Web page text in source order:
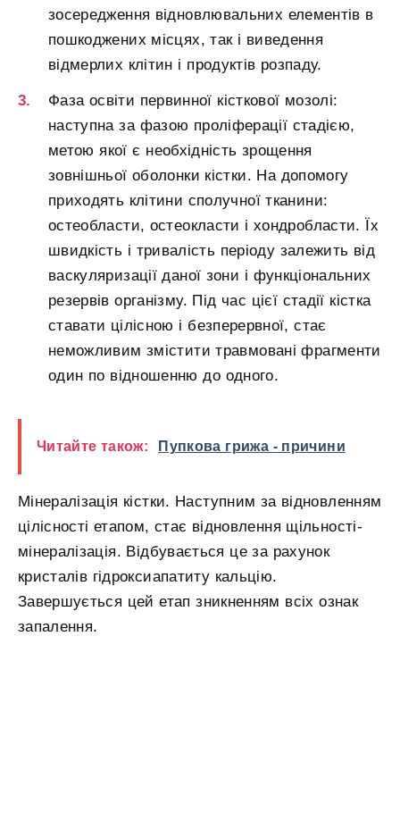
зосередження відновлювальних елементів в
пошкоджених місцях, так і виведення
відмерлих клітин і продуктів розпаду.
Фаза освіти первинної кісткової мозолі:
наступна за фазою проліферації стадією,
метою якої є необхідність зрощення
зовнішньої оболонки кістки. На допомогу
приходять клітини сполучної тканини:
остеобласти, остеокласти і хондробласти. Їх
швидкість і тривалість періоду залежить від
васкуляризації даної зони і функціональних
резервів організму. Під час цієї стадії кістка
ставати цілісною і безперервної, стає
неможливим змістити травмовані фрагменти
один по відношенню до одного.
Читайте також: Пупкова грижа - причини
Мінералізація кістки. Наступним за відновленням
цілісності етапом, стає відновлення щільності-
мінералізація. Відбувається це за рахунок
кристалів гідроксиапатиту кальцію.
Завершується цей етап зникненням всіх ознак
запалення.